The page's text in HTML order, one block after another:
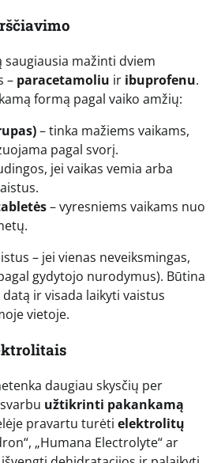
saugiausia mažinti dviem
– paracetamoliu ir ibuprofenu.
formą pagal vaiko amžių:
– tinka mažiems vaikams,
pagal svorį.
jei vaikas vemia arba
– vyresniems vaikams nuo
– jei vienas neveiksmingas,
gydytojo nurodymus). Būtina
ir visada laikyti vaistus
vietoje.
daugiau skysčių per
užtikrinti pakankamą
pravartu turėti elektrolitų
„Humana Electrolyte“ ar